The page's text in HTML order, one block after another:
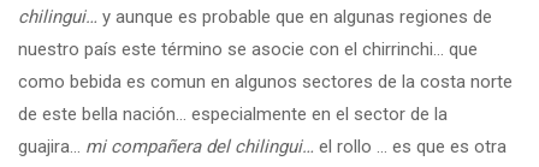
chilingui… y aunque es probable que en algunas regiones de
nuestro país este término se asocie con el chirrinchi… que
como bebida es comun en algunos sectores de la costa norte
de este bella nación… especialmente en el sector de la
guajira… mi compañera del chilingui… el rollo … es que es otra